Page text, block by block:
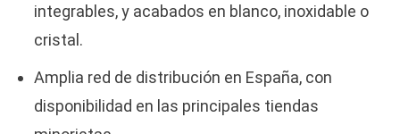
integrables, y acabados en blanco, inoxidable o
cristal.
Amplia red de distribución en España, con
disponibilidad en las principales tiendas